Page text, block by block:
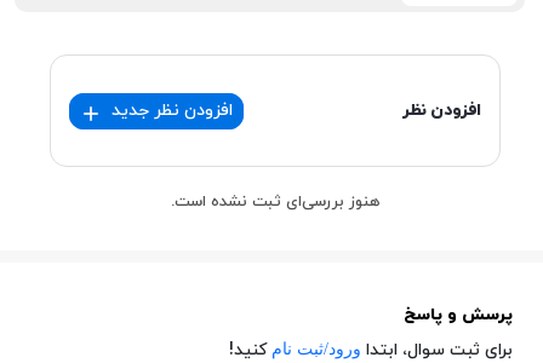
افزودن نظر افزودن نظر جدید
هنوز بررسی‌ای ثبت نشده است.
پرسش و پاسخ
برای ثبت سوال، ابتدا ورود/ثبت نام کنید!